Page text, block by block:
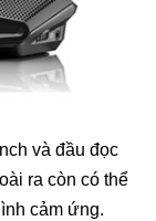
và đầu đọc
ra còn có thể
cảm ứng.